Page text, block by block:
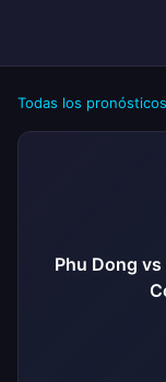
Todas los pronósticos
Phu Dong